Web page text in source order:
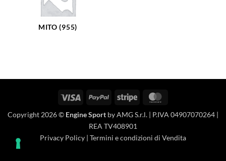
MITO (955)
Visa PayPal Stripe
Copyright 2026 © Engine Sport by AMG S.r.l. | P.IVA 04907070264 |
REA TV408901
Privacy Policy | Termini e condizioni di Vendita